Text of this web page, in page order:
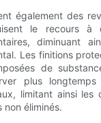
également des
le recours à
diminuant
Les finitions
de
plus
limitant ainsi les
non éliminés.